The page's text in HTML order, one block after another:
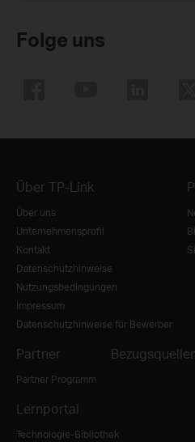
Folge uns
Über TP-Link
Über uns
Unternehmensprofil
Kontakt
Datenschutzhinweise
Nutzungsbedingungen
Impressum
Datenschutzhinweise für Bewerber
Partner
Partner Programm
Lernportal
Technologie-Bibliothek